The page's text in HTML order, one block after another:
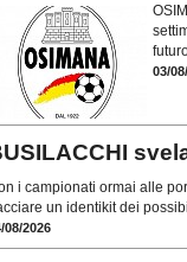
03/
i campionati ormai alle
un identikit dei
08/2026